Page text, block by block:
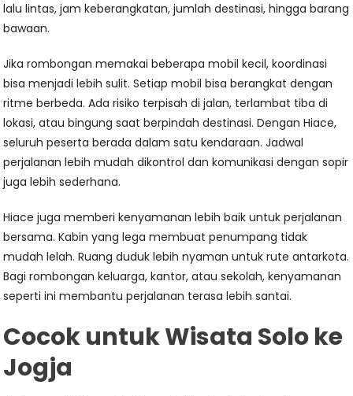
lalu lintas, jam keberangkatan, jumlah destinasi, hingga barang
bawaan.
Jika rombongan memakai beberapa mobil kecil, koordinasi
bisa menjadi lebih sulit. Setiap mobil bisa berangkat dengan
ritme berbeda. Ada risiko terpisah di jalan, terlambat tiba di
lokasi, atau bingung saat berpindah destinasi. Dengan Hiace,
seluruh peserta berada dalam satu kendaraan. Jadwal
perjalanan lebih mudah dikontrol dan komunikasi dengan sopir
juga lebih sederhana.
Hiace juga memberi kenyamanan lebih baik untuk perjalanan
bersama. Kabin yang lega membuat penumpang tidak
mudah lelah. Ruang duduk lebih nyaman untuk rute antarkota.
Bagi rombongan keluarga, kantor, atau sekolah, kenyamanan
seperti ini membantu perjalanan terasa lebih santai.
Cocok untuk Wisata Solo ke
Jogja